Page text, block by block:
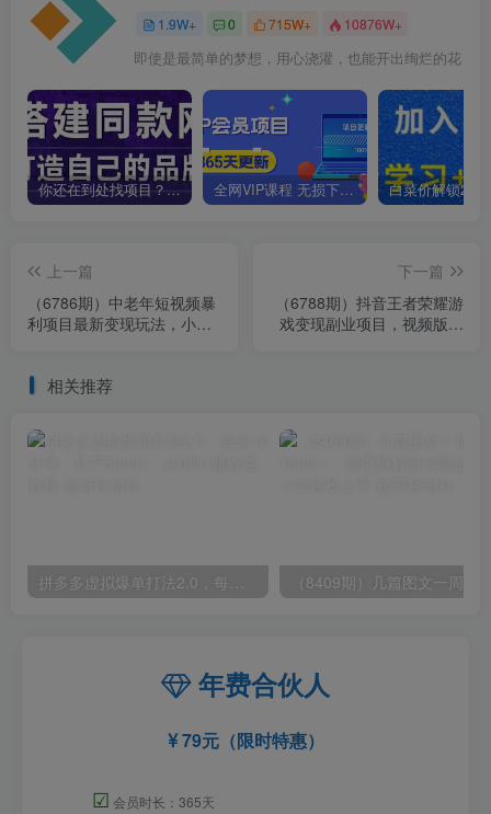
1.9W+ 0 715W+ 10876W+
即使是最简单的梦想，用心浇灌，也能开出绚烂的花
你还在到处找项目？还在当韭菜？我靠卖项目一个月收入5万+，曾经我也是个失败者。 全网VIP课程 无损下载~
上一篇
（6786期）中老年短视频暴
利项目最新变现玩法，小白
下一篇
（6788期）抖音王者荣耀游
戏变现副业项目，视频版一
相关推荐
年费合伙人
79元（限时特惠）
☑ 会员时长：365天